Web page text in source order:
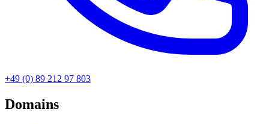
+49 (0) 89 212 97 803
Domains